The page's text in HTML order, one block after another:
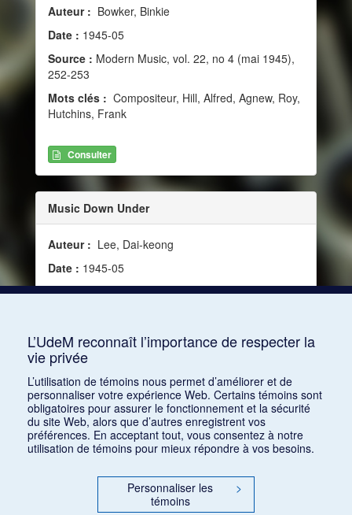
Auteur : Bowker, Binkie
Date : 1945-05
Source : Modern Music, vol. 22, no 4 (mai 1945),
252-253
Mots clés : Compositeur, Hill, Alfred, Agnew, Roy,
Hutchins, Frank
Consulter
Music Down Under
Auteur : Lee, Dai-keong
Date : 1945-05
Source :Modern Music, vol. 22, no 4 (mai 1945)
L’UdeM reconnaît l’importance de respecter la
vie privée
L’utilisation de témoins nous permet d’améliorer et de
personnaliser votre expérience Web. Certains témoins sont
obligatoires pour assurer le fonctionnement et la sécurité
du site Web, alors que d’autres enregistrent vos
préférences. En acceptant tout, vous consentez à notre
utilisation de témoins pour mieux répondre à vos besoins.
Personnaliser les
témoins
>